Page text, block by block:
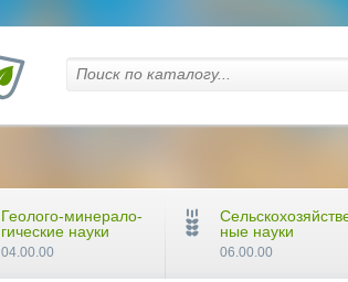
Геолого-минерало-
гические науки
04.00.00
ные науки
06.00.00